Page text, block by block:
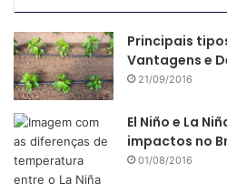
Principais
Vantagens e
21/09/2016
El Niño e La
impactos no
01/08/2016